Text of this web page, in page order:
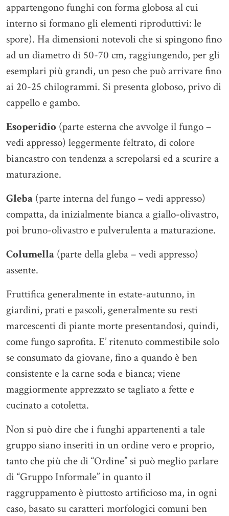
appartengono funghi con forma globosa al cui
interno si formano gli elementi riproduttivi: le
spore). Ha dimensioni notevoli che si spingono fino
ad un diametro di 50-70 cm, raggiungendo, per gli
esemplari più grandi, un peso che può arrivare fino
ai 20-25 chilogrammi. Si presenta globoso, privo di
cappello e gambo.
Esoperidio (parte esterna che avvolge il fungo –
vedi appresso) leggermente feltrato, di colore
biancastro con tendenza a screpolarsi ed a scurire a
maturazione.
Gleba (parte interna del fungo – vedi appresso)
compatta, da inizialmente bianca a giallo-olivastro,
poi bruno-olivastro e pulverulenta a maturazione.
Columella (parte della gleba – vedi appresso)
assente.
Fruttifica generalmente in estate-autunno, in
giardini, prati e pascoli, generalmente su resti
marcescenti di piante morte presentandosi, quindi,
come fungo saprofita. E’ ritenuto commestibile solo
se consumato da giovane, fino a quando è ben
consistente e la carne soda e bianca; viene
maggiormente apprezzato se tagliato a fette e
cucinato a cotoletta.
Non si può dire che i funghi appartenenti a tale
gruppo siano inseriti in un ordine vero e proprio,
tanto che più che di “Ordine” si può meglio parlare
di “Gruppo Informale” in quanto il
raggruppamento è piuttosto artificioso ma, in ogni
caso, basato su caratteri morfologici comuni ben